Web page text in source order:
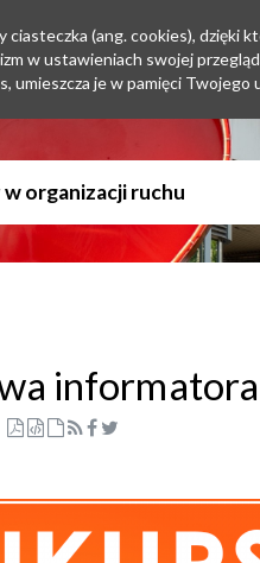
(ang. cookies), dzięki
w ustawieniach swojej
umieszcza je w pamięci Twojego